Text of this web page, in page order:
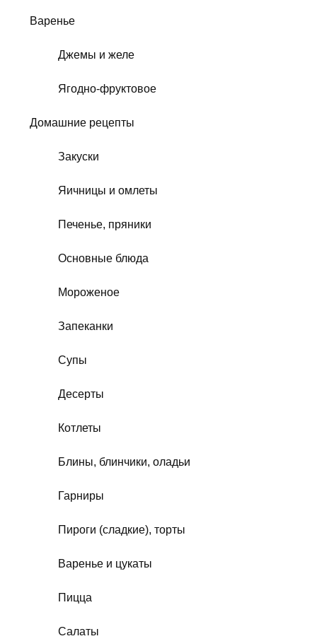
Варенье
Джемы и желе
Ягодно-фруктовое
Домашние рецепты
Закуски
Яичницы и омлеты
Печенье, пряники
Основные блюда
Мороженое
Запеканки
Супы
Десерты
Котлеты
Блины, блинчики, оладьи
Гарниры
Пироги (сладкие), торты
Варенье и цукаты
Пицца
Салаты